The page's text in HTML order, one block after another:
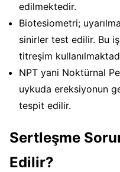
edilmektedir.
Biotesiometri;
sinirler test edilir. Bu
titreşim
NPT yani Noktürnal
uykuda ereksiyonun
tespit edilir.
Sertleşme
Edilir?